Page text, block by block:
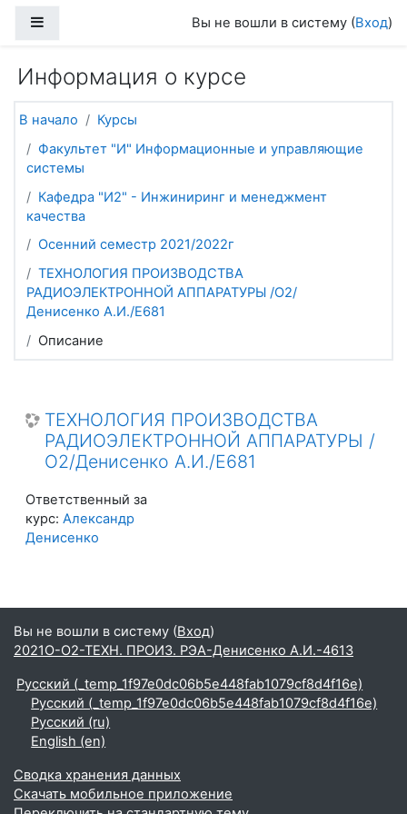
Вы не вошли в систему (Вход)
Информация о курсе
В начало
Курсы
Факультет "И" Информационные и управляющие
системы
Кафедра "И2" - Инжиниринг и менеджмент
качества
Осенний семестр 2021/2022г
ТЕХНОЛОГИЯ ПРОИЗВОДСТВА
РАДИОЭЛЕКТРОННОЙ АППАРАТУРЫ /О2/
Денисенко А.И./Е681
Описание
ТЕХНОЛОГИЯ ПРОИЗВОДСТВА
РАДИОЭЛЕКТРОННОЙ АППАРАТУРЫ /
О2/Денисенко А.И./Е681
Ответственный за
курс: Александр
Денисенко
Вы не вошли в систему (Вход)
2021О-О2-ТЕХН. ПРОИЗ. РЭА-Денисенко А.И.-4613
Русский ‎(_temp_1f97e0dc06b5e448fab1079cf8d4f16e)‎
Русский ‎(_temp_1f97e0dc06b5e448fab1079cf8d4f16e)‎
Русский ‎(ru)‎
English ‎(en)‎
Сводка хранения данных
Скачать мобильное приложение